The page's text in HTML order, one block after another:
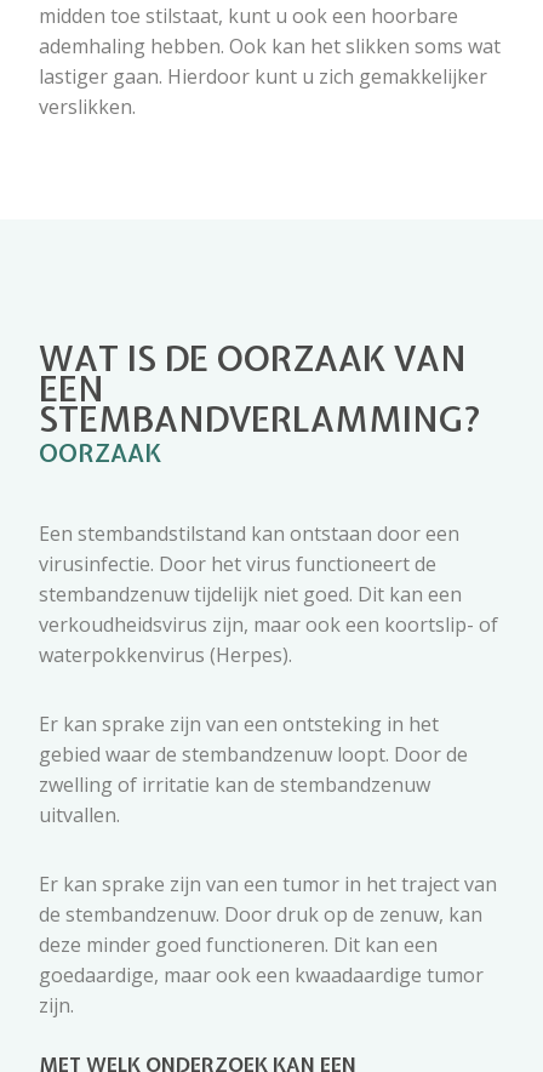
midden toe stilstaat, kunt u ook een hoorbare
ademhaling hebben. Ook kan het slikken soms wat
lastiger gaan. Hierdoor kunt u zich gemakkelijker
verslikken.
WAT IS DE OORZAAK VAN
EEN
STEMBANDVERLAMMING?
OORZAAK
Een stembandstilstand kan ontstaan door een
virusinfectie. Door het virus functioneert de
stembandzenuw tijdelijk niet goed. Dit kan een
verkoudheidsvirus zijn, maar ook een koortslip- of
waterpokkenvirus (Herpes).
Er kan sprake zijn van een ontsteking in het
gebied waar de stembandzenuw loopt. Door de
zwelling of irritatie kan de stembandzenuw
uitvallen.
Er kan sprake zijn van een tumor in het traject van
de stembandzenuw. Door druk op de zenuw, kan
deze minder goed functioneren. Dit kan een
goedaardige, maar ook een kwaadaardige tumor
zijn.
MET WELK ONDERZOEK KAN EEN